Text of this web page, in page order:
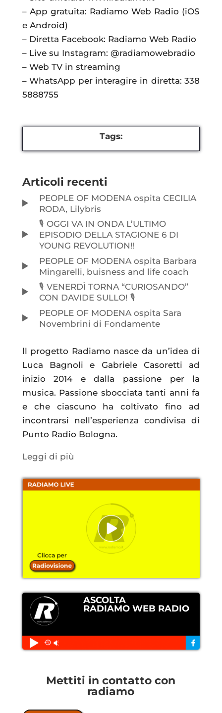
– App gratuita: Radiamo Web Radio (iOS
e Android)
– Diretta Facebook: Radiamo Web Radio
– Live su Instagram: @radiamowebradio
– Web TV in streaming
– WhatsApp per interagire in diretta: 338
5888755
Tags:
Articoli recenti
PEOPLE OF MODENA ospita CECILIA
RODA, Lilybris
🎙️ OGGI VA IN ONDA L’ULTIMO
EPISODIO DELLA STAGIONE 6 DI
YOUNG REVOLUTION‼️
PEOPLE OF MODENA ospita Barbara
Mingarelli, buisness and life coach
🎙️ VENERDÌ TORNA “CURIOSANDO”
CON DAVIDE SULLO! 🎙️
PEOPLE OF MODENA ospita Sara
Novembrini di Fondamente
ll progetto Radiamo nasce da un’idea di
Luca Bagnoli e Gabriele Casoretti ad
inizio 2014 e dalla passione per la
musica. Passione sbocciata tanti anni fa
e che ciascuno ha coltivato fino ad
incontrarsi nell’esperienza condivisa di
Punto Radio Bologna.
Leggi di più
ASCOLTA
RADIAMO WEB RADIO
Mettiti in contatto con
radiamo